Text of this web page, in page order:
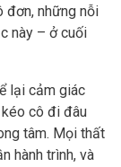
đơn, những nỗi
này – ở cuối
lại cảm giác
kéo cô đi đâu
tâm. Mọi thất
hành trình, và